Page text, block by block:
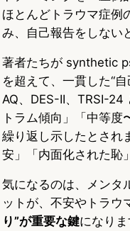
ほとんどトラウマ症例
み、自己報告をしない
著者たちが synthetic
を超えて、一貫した“
AQ、DES-II、TRSI-24
トラム傾向」「中等
繰り返し示したとされ
安」「内面化された恥
気になるのは、メンタ
ットが、不安やトラウ
り”が重要な鍵になり